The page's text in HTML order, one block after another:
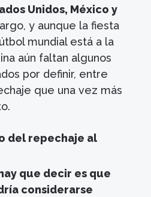
Unidos, México y
y aunque la fiesta
mundial está a la
aún faltan algunos
por definir, entre
que una vez más
del repechaje al
que decir es que
considerarse